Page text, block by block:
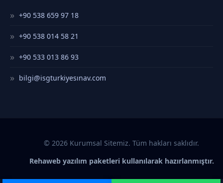
+90 538 659 97 18
+90 538 014 58 21
+90 533 013 86 93
bilgi@isgturkiyesınav.com
© 2026 Kurumsal Sitemiz. Tüm hakları saklıdır.
Rehaweb yazılım paketleri kullanılarak hazırlanmıştır.